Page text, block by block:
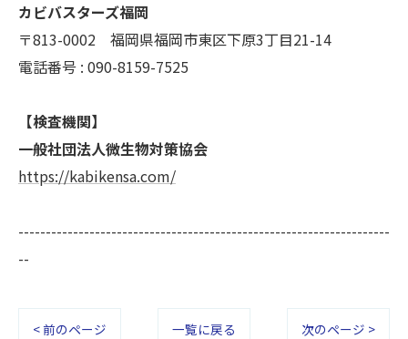
カビバスターズ福岡
〒813-0002 福岡県福岡市東区下原3丁目21-14
電話番号 : 090-8159-7525
【検査機関】
一般社団法人微生物対策協会
https://kabikensa.com/
--------------------------------------------------------------------
--
< 前のページ 一覧に戻る 次のページ >